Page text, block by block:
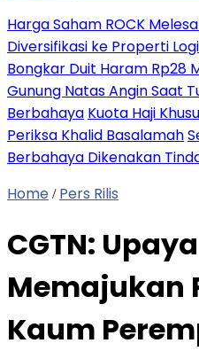
Harga Saham ROCK
Diversifikasi ke Properti
Bongkar Duit Haram Rp28
Gunung Natas Angin Saat
Berbahaya Kuota Haji
Periksa Khalid Basalamah
Berbahaya Dikenakan
Home / Pers Rilis
CGTN:
Memajukan
Kaum